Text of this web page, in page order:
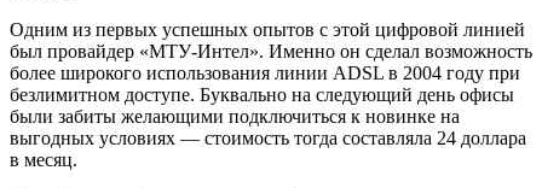
Одним из первых успешных опытов с этой цифровой линией
был провайдер «МТУ-Интел». Именно он сделал возможность
более широкого использования линии ADSL в 2004 году при
безлимитном доступе. Буквально на следующий день офисы
были забиты желающими подключиться к новинке на
выгодных условиях — стоимость тогда составляла 24 доллара
в месяц.